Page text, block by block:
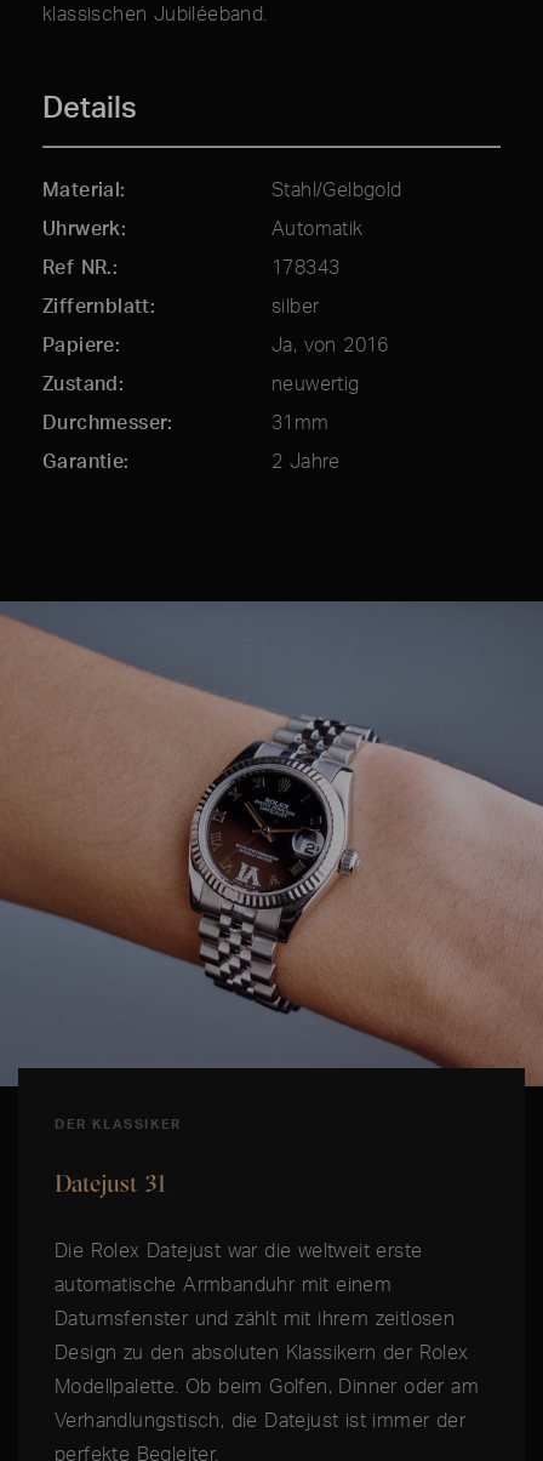
klassischen Jubiléeband.
Details
Material
Stahl/Gelbgold
Uhrwerk
Automatik
Ref NR.
178343
Ziffernblatt
silber
Papiere
Ja, von 2016
Zustand
neuwertig
Durchmesser
31mm
Garantie
2 Jahre
DER KLASSIKER
Datejust 31
Die Rolex Datejust war die weltweit erste
automatische Armbanduhr mit einem
Datumsfenster und zählt mit ihrem zeitlosen
Design zu den absoluten Klassikern der Rolex
Modellpalette. Ob beim Golfen, Dinner oder am
Verhandlungstisch, die Datejust ist immer der
perfekte Begleiter.